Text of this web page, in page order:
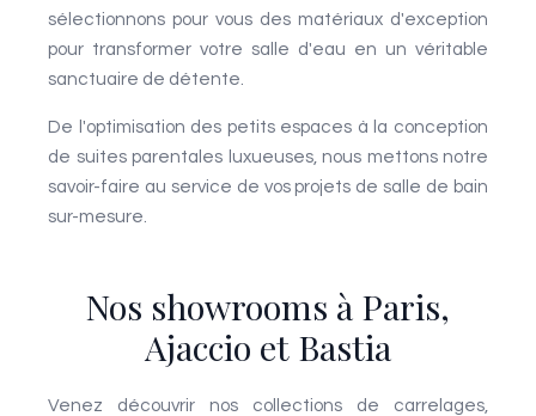
sélectionnons pour vous des matériaux d'exception
pour transformer votre salle d'eau en un véritable
sanctuaire de détente.
De l'optimisation des petits espaces à la conception
de suites parentales luxueuses, nous mettons notre
savoir-faire au service de vos projets de salle de bain
sur-mesure.
Nos showrooms à Paris,
Ajaccio et Bastia
Venez découvrir nos collections de carrelages,